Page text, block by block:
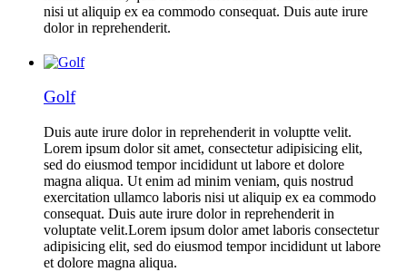
nisi ut aliquip ex ea commodo consequat. Duis aute irure
dolor in reprehenderit.
Golf
Duis aute irure dolor in reprehenderit in voluptte velit.
Lorem ipsum dolor sit amet, consectetur adipisicing elit,
sed do eiusmod tempor incididunt ut labore et dolore
magna aliqua. Ut enim ad minim veniam, quis nostrud
exercitation ullamco laboris nisi ut aliquip ex ea commodo
consequat. Duis aute irure dolor in reprehenderit in
voluptate velit.Lorem ipsum dolor amet laboris consectetur
adipisicing elit, sed do eiusmod tempor incididunt ut labore
et dolore magna aliqua.